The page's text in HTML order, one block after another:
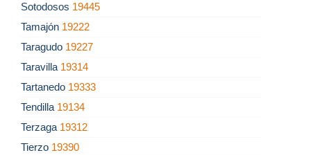
Sotodosos 19445
Tamajón 19222
Taragudo 19227
Taravilla 19314
Tartanedo 19333
Tendilla 19134
Terzaga 19312
Tierzo 19390